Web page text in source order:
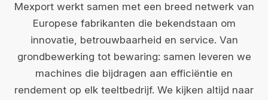
Mexport werkt samen met een breed netwerk van
Europese fabrikanten die bekendstaan om
innovatie, betrouwbaarheid en service. Van
grondbewerking tot bewaring: samen leveren we
machines die bijdragen aan efficiëntie en
rendement op elk teeltbedrijf. We kijken altijd naar